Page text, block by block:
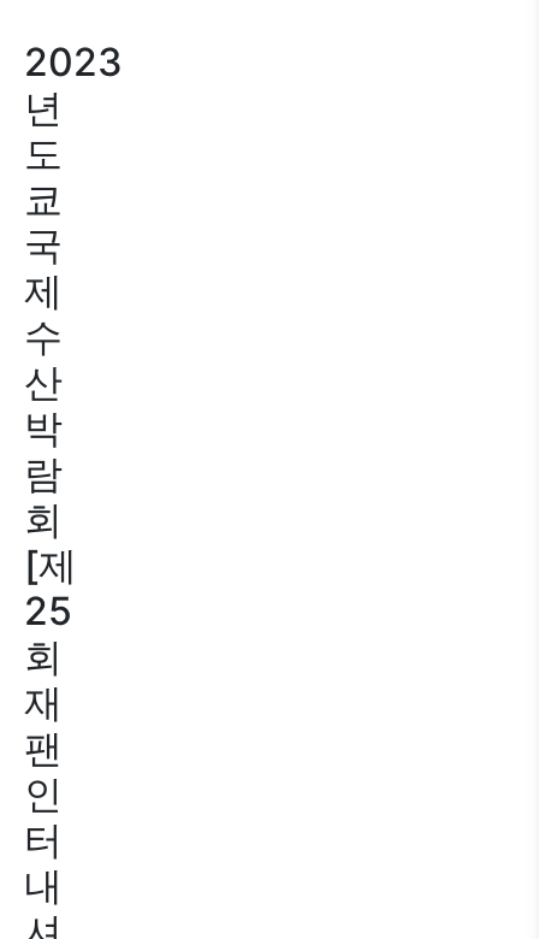
2023
년
도
쿄
국
제
수
산
박
람
회
[제
25
회
재
팬
인
터
내